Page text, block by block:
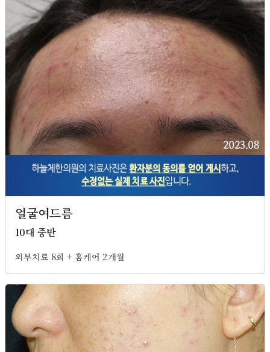
얼굴여드름
10대 중반
외부치료 8회 + 홈케어 2개월